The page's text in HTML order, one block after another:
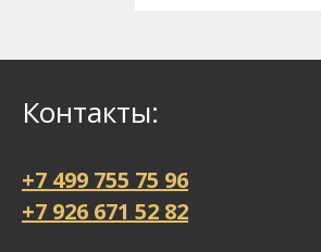
Контакты:
+7 499 755 75 96
+7 926 671 52 82